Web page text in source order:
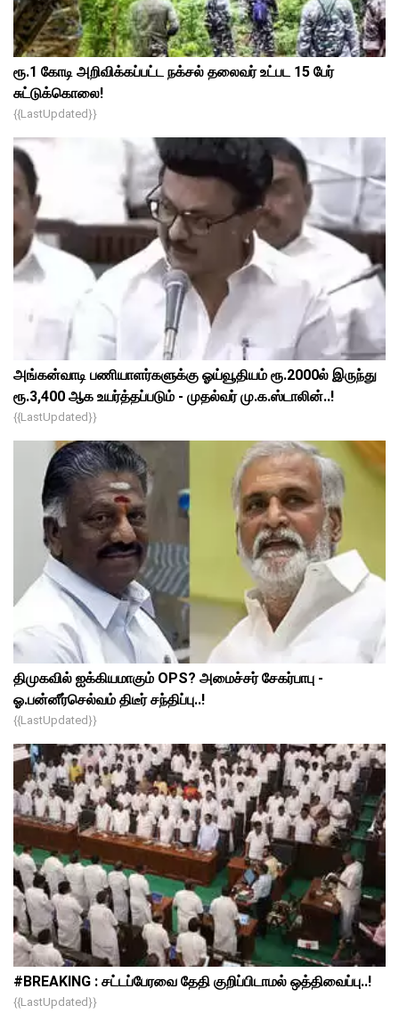
ரூ.1 கோடி அறிவிக்கப்பட்ட நக்சல் தலைவர் உட்பட 15 பேர்
சுட்டுக்கொலை!
{{lastUpdated}}
அங்கன்வாடி பணியாளர்களுக்கு ஓய்வூதியம் ரூ.2000ல் இருந்து
ரூ.3,400 ஆக உயர்த்தப்படும் - முதல்வர் மு.க.ஸ்டாலின்..!
{{lastUpdated}}
திமுகவில் ஐக்கியமாகும் OPS? அமைச்சர் சேகர்பாபு -
ஓ.பன்னீர்செல்வம் திடீர் சந்திப்பு..!
{{lastUpdated}}
#BREAKING : சட்டப்பேரவை தேதி குறிப்பிடாமல் ஒத்திவைப்பு..!
{{lastUpdated}}